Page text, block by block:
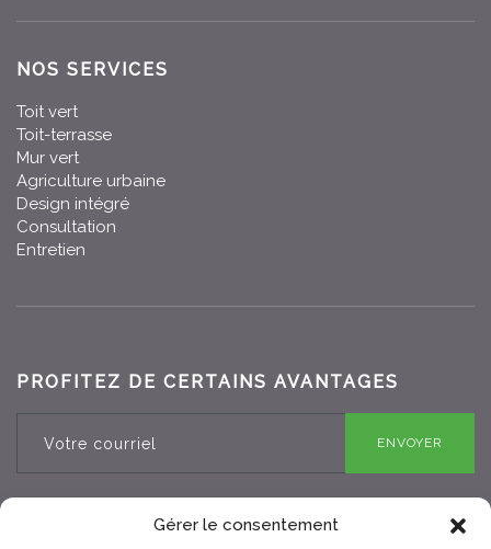
Gérer le consentement
NOS SERVICES
Toit vert
Toit-terrasse
Mur vert
Agriculture urbaine
Design intégré
Consultation
Entretien
PROFITEZ DE CERTAINS AVANTAGES
ENVOYER